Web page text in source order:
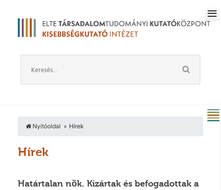
Nyitóoldal Hírek
Hírek
Határtalan nõk. Kizártak és befogadottak a